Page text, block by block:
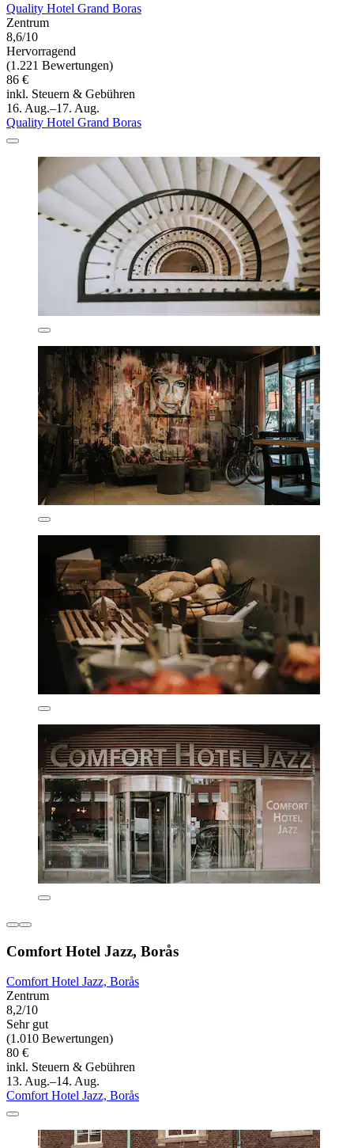
Quality Hotel Grand Boras
Zentrum
8,6/10
Hervorragend
(1.221 Bewertungen)
86 €
inkl. Steuern & Gebühren
16. Aug.–17. Aug.
Quality Hotel Grand Boras
Comfort Hotel Jazz, Borås
Comfort Hotel Jazz, Borås
Zentrum
8,2/10
Sehr gut
(1.010 Bewertungen)
80 €
inkl. Steuern & Gebühren
13. Aug.–14. Aug.
Comfort Hotel Jazz, Borås